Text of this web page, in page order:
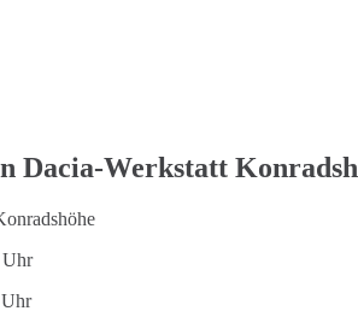
Dacia-Werkstatt
Uhr